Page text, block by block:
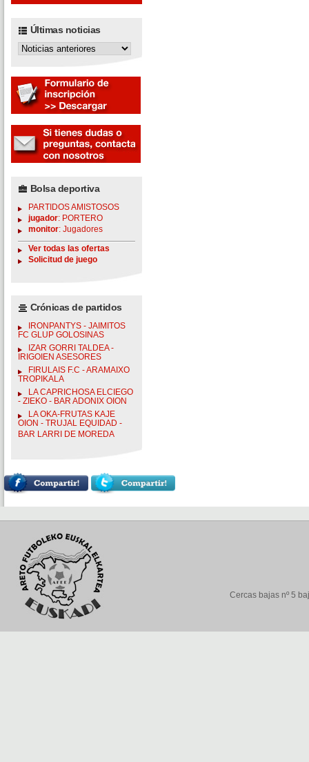
Últimas noticias
Bolsa deportiva
PARTIDOS AMISTOSOS
jugador: PORTERO
monitor: Jugadores
Ver todas las ofertas
Solicitud de juego
Crónicas de partidos
IRONPANTYS - JAIMITOS
FC GLUP GOLOSINAS
IZAR GORRI TALDEA -
IRIGOIEN ASESORES
FIRULAIS F.C - ARAMAIXO
TROPIKALA
LA CAPRICHOSA ELCIEGO
- ZIEKO - BAR ADONIX OION
LA OKA-FRUTAS KAJE
OION - TRUJAL EQUIDAD -
BAR LARRI DE MOREDA
Cercas bajas nº 5